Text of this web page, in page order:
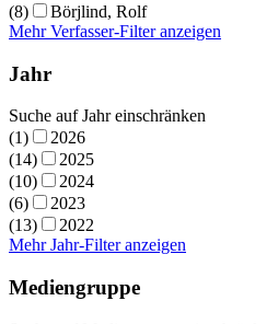
(8)
Börjlind, Rolf
Mehr Verfasser-Filter anzeigen
Jahr
Suche auf Jahr einschränken
(1)
2026
(14)
2025
(10)
2024
(6)
2023
(13)
2022
Mehr Jahr-Filter anzeigen
Mediengruppe